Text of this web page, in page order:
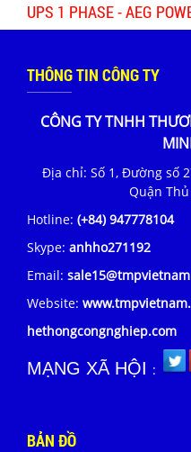
UPS 1 PHASE - AEG
THÔNG TIN CÔNG TY
CÔNG TY TNHH
Địa chỉ: Số 1, Đường số
Quận
Hotline: (+84) 947778104
Skype: anhho271192
Email:
Website:
hethongcongnghiep.com
MẠNG XÃ HỘI :
BẢN ĐỒ